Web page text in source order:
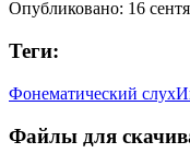
Опубликовано: 16
Теги:
Фонематический слух
Файлы для